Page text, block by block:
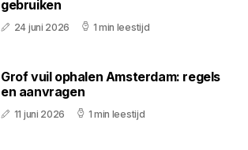
gebruiken
24 juni 2026 1 min leestijd
Grof vuil ophalen Amsterdam: regels
en aanvragen
11 juni 2026 1 min leestijd